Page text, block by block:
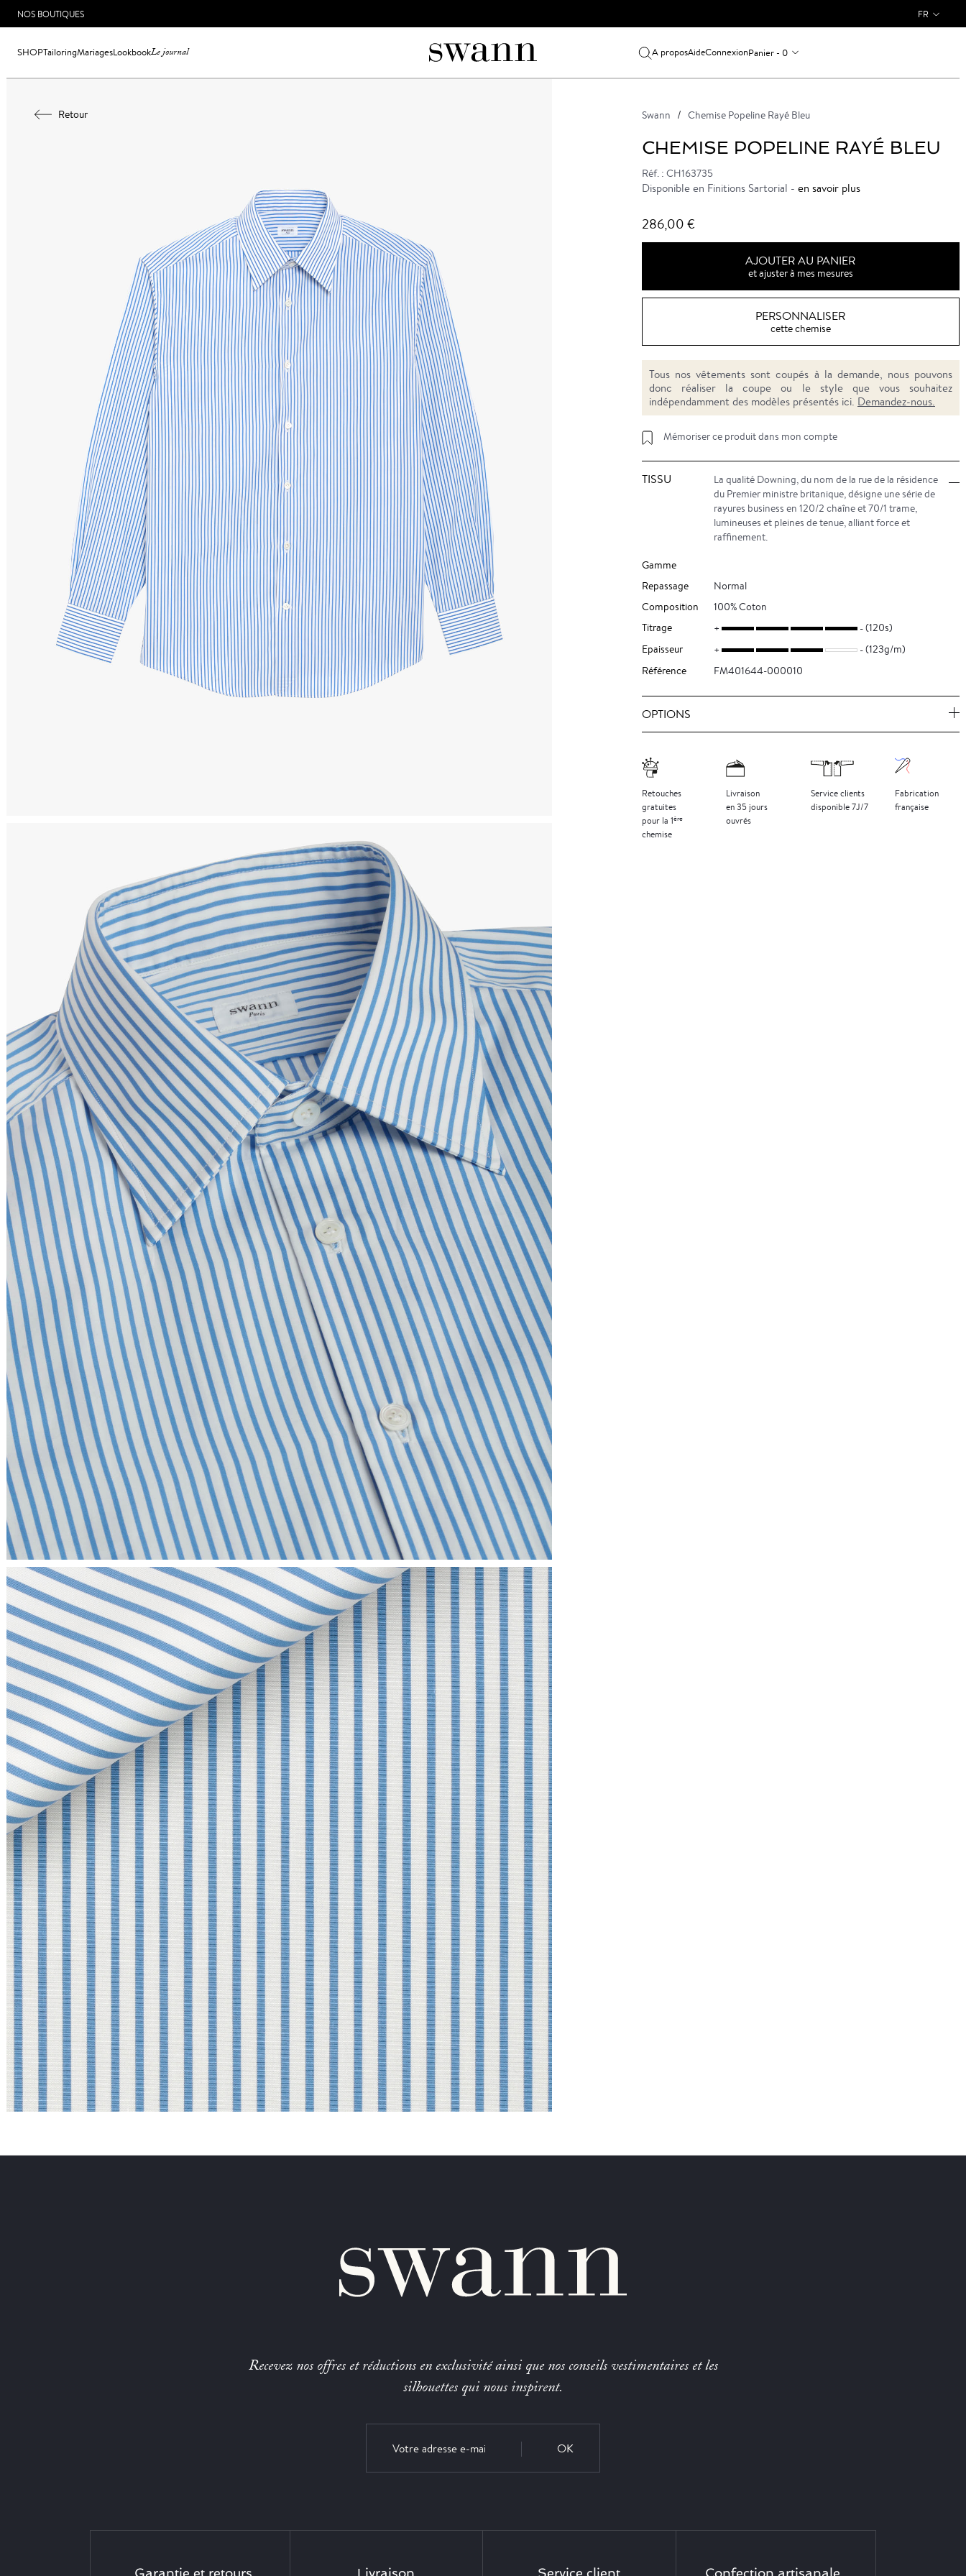
NOS BOUTIQUES FR
SHOPTailoringMariagesLookbookLe journal A proposAideConnexionPanier - 0
Retour Swann Chemise Popeline Rayé Bleu
CHEMISE POPELINE RAYÉ BLEU
Réf. : CH163735
Disponible en Finitions Sartorial - en savoir plus
286,00 €
AJOUTER AU PANIER
et ajuster à mes mesures
PERSONNALISER
cette chemise
Tous nos vêtements sont coupés à la demande, nous pouvons
donc réaliser la coupe ou le style que vous souhaitez
indépendamment des modèles présentés ici. Demandez-nous.
Mémoriser ce produit dans mon compte
TISSU
La qualité Downing, du nom de la rue de la résidence
du Premier ministre britanique, désigne une série de
rayures business en 120/2 chaîne et 70/1 trame,
lumineuses et pleines de tenue, alliant force et
raffinement.
Gamme
Repassage
Normal
Composition
100% Coton
Titrage
(120s)
Epaisseur
(123g/m)
Référence
FM401644-000010
OPTIONS
Retouches
gratuites
pour la 1ère
chemise
Livraison
en 35 jours
ouvrés
Service clients
disponible 7J/7
Fabrication
française
Recevez nos offres et réductions en exclusivité ainsi que nos conseils vestimentaires et les
silhouettes qui nous inspirent.
OK